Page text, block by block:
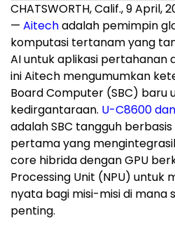
CHATSWORTH, Calif.,9 April,
— Aitechadalah pemimpin
komputasi tertanam yang
AI untuk aplikasi pertahanan
ini Aitech mengumumkan
Board Computer (SBC) baru
kedirgantaraan. U-C8600
adalah SBC tangguh
pertama yang
core hibrida dengan GPU
Processing Unit (NPU) untuk
nyata bagi misi-misi di mana
penting.